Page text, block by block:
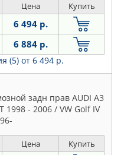
Цена Купить
6 494 р.
6 884 р.
(5) от 6 494 р.
задн прав AUDI A3
1998 - 2006 / VW Golf IV
Цена Купить